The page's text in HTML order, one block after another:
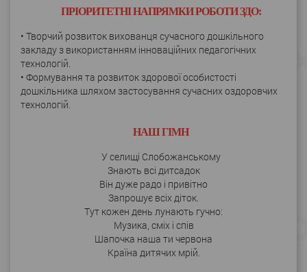
ПРІОРИТЕТНІ НАПРЯМКИ РОБОТИ ЗДО:
• Творчий розвиток вихованця сучасного дошкільного
закладу з використанням інноваційних педагогічних
технологій.
• Формування та розвиток здорової особистості
дошкільника шляхом застосування сучасних оздоровчих
технологій.
НАШ ГІМН
У селищі Слобожанському
Знають всі дитсадок
Він дуже радо і привітно
Запрошує всіх діток.
Тут кожен день лунають гучно:
Музика, сміх і спів
Шапочка наша ти червона
Країна дитячих мрій.